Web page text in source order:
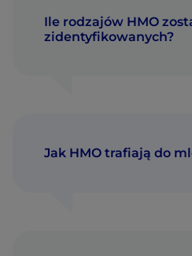
Ile rodzajów HMO
zidentyfikowanych?
Jak HMO trafiają do